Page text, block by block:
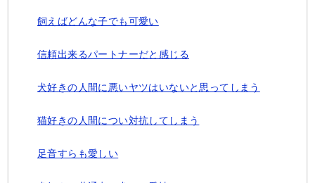
飼えばどんな子でも可愛い
信頼出来るパートナーだと感じる
犬好きの人間に悪いヤツはいないと思ってしまう
猫好きの人間につい対抗してしまう
足音すらも愛しい